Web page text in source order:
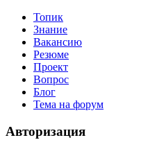
Топик
Знание
Вакансию
Резюме
Проект
Вопрос
Блог
Тема на форум
Авторизация